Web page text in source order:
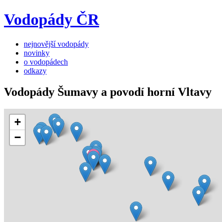
Vodopády ČR
nejnovější vodopády
novinky
o vodopádech
odkazy
Vodopády Šumavy a povodí horní Vltavy
+
−